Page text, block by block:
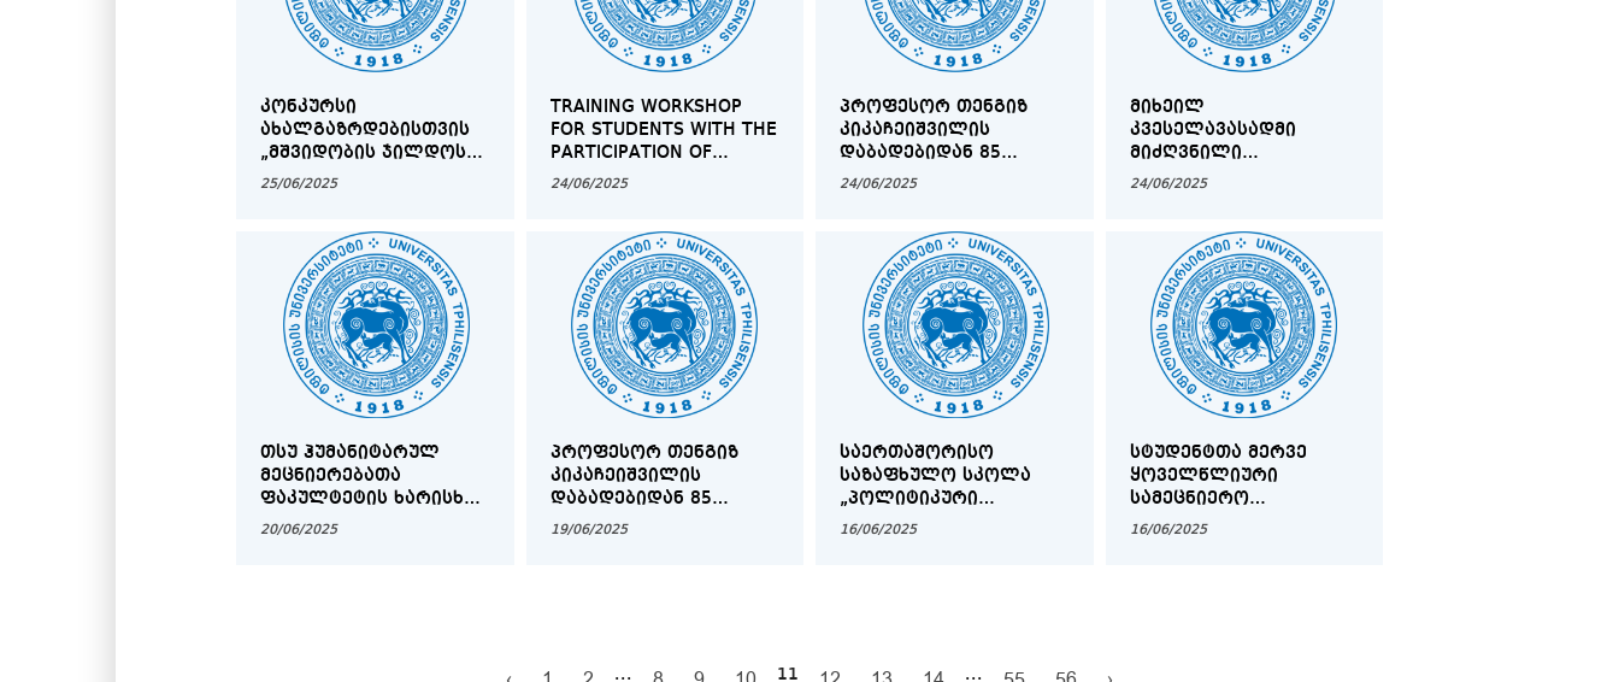
ᲙᲝᲜᲙᲣᲠᲡᲘ
ᲐᲮᲐᲚᲒᲐᲖᲠᲓᲔᲑᲘᲡᲗᲕᲘᲡ
„ᲛᲨᲕᲘᲓᲝᲑᲘᲡ ᲯᲘᲚᲓᲝᲡ“
ᲛᲝᲡᲐᲞᲝᲕᲔᲑᲚᲐᲓ
25/06/2025
TRAINING WORKSHOP
FOR STUDENTS WITH THE
PARTICIPATION OF
PROFESSOR KHARLAMPOS
24/06/2025
ᲞᲠᲝᲤᲔᲡᲝᲠ ᲗᲔᲜᲒᲘᲖ
ᲙᲘᲙᲐᲩᲔᲘᲨᲕᲘᲚᲘᲡ
ᲓᲐᲑᲐᲓᲔᲑᲘᲓᲐᲜ 85
ᲬᲚᲘᲡᲗᲐᲕᲘᲡᲐᲓᲛᲘ
ᲘᲜᲢᲔᲠᲓᲘᲡᲪᲘᲞᲚᲘᲜᲣᲠᲘ
ᲡᲐᲛᲔᲪᲜᲘᲔᲠᲝ
ᲙᲝᲜᲤᲔᲠᲔᲜᲪᲘᲐ
24/06/2025
ᲛᲘᲮᲔᲘᲚ
ᲙᲕᲔᲡᲔᲚᲐᲕᲐᲡᲐᲓᲛᲘ
ᲛᲘᲫᲦᲕᲜᲘᲚᲘ
ᲡᲐᲛᲔᲪᲜᲘᲔᲠᲝ
24/06/2025
ᲗᲡᲣ ᲰᲣᲛᲐᲜᲘᲢᲐᲠᲣᲚ
ᲛᲔᲪᲜᲘᲔᲠᲔᲑᲐᲗᲐ
ᲤᲐᲙᲣᲚᲢᲔᲢᲘᲡ ᲮᲐᲠᲘᲡᲮᲘᲡ
ᲣᲖᲠᲣᲜᲕᲔᲚᲧᲝᲤᲘᲡ
20/06/2025
ᲞᲠᲝᲤᲔᲡᲝᲠ ᲗᲔᲜᲒᲘᲖ
ᲙᲘᲙᲐᲩᲔᲘᲨᲕᲘᲚᲘᲡ
ᲓᲐᲑᲐᲓᲔᲑᲘᲓᲐᲜ 85
ᲬᲚᲘᲡᲐᲓᲛᲘ ᲛᲘᲫᲦᲕᲜᲘᲚᲘ
19/06/2025
ᲡᲐᲔᲠᲗᲐᲨᲝᲠᲘᲡᲝ
ᲡᲐᲖᲐᲤᲮᲣᲚᲝ ᲡᲙᲝᲚᲐ
„ᲞᲝᲚᲘᲢᲘᲙᲣᲠᲘ
ᲛᲔᲢᲧᲕᲔᲚᲔᲑᲘᲡ ᲐᲜᲐᲚᲘᲖᲘ
16/06/2025
ᲡᲢᲣᲓᲔᲜᲢᲗᲐ ᲛᲔᲠᲕᲔ
ᲧᲝᲕᲔᲚᲬᲚᲘᲣᲠᲘ
ᲡᲐᲛᲔᲪᲜᲘᲔᲠᲝ
ᲙᲝᲜᲤᲔᲠᲔᲜᲪᲘᲐ -
16/06/2025
... 11 ...